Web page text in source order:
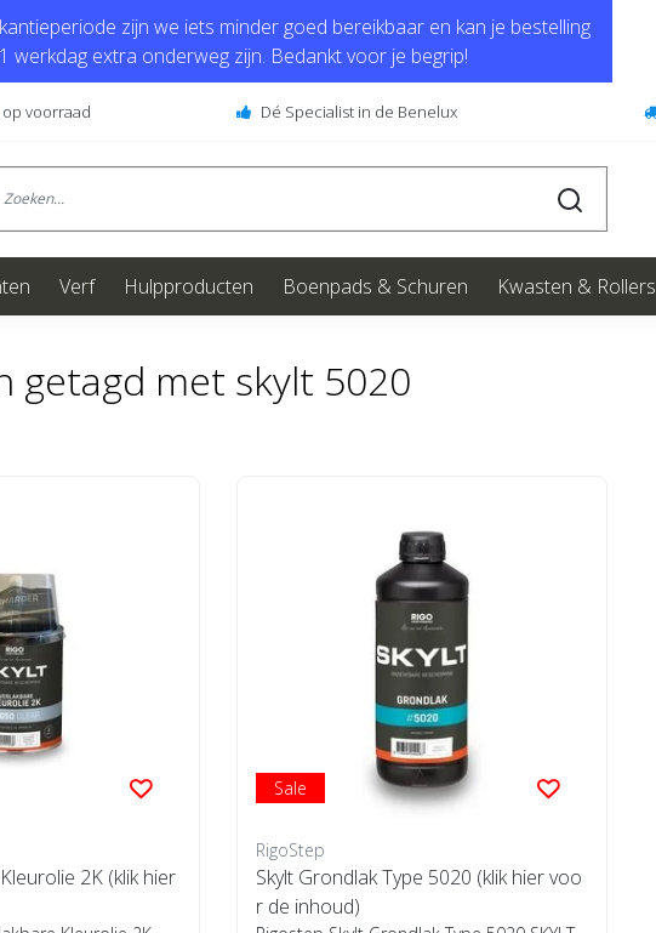
zijn we iets minder goed bereikbaar en kan je bestelling
werkdag extra onderweg zijn. Bedankt voor je begrip!
voorraad Dé Specialist in de Benelux
Verf Hulpproducten Boenpads & Schuren Kwasten & Rollers
getagd met skylt 5020
2K (klik hier
Sale
RigoStep
Skylt Grondlak Type 5020 (klik hier voo
r de inhoud)